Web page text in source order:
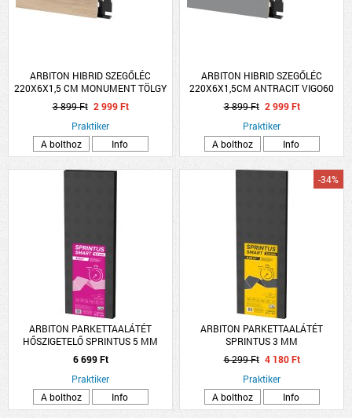
ARBITON HIBRID SZEGŐLÉC
220X6X1,5 CM MONUMENT TÖLGY
VIGO60
3 899 Ft 2 999 Ft
Praktiker
A bolthoz
Info
ARBITON HIBRID SZEGŐLÉC
220X6X1,5CM ANTRACIT VIGO60
3 899 Ft 2 999 Ft
Praktiker
A bolthoz
Info
ARBITON PARKETTAALÁTÉT
HŐSZIGETELŐ SPRINTUS 5 MM
6 699 Ft
Praktiker
A bolthoz
Info
ARBITON PARKETTAALÁTÉT
SPRINTUS 3 MM
-34%
6 299 Ft 4 180 Ft
Praktiker
A bolthoz
Info